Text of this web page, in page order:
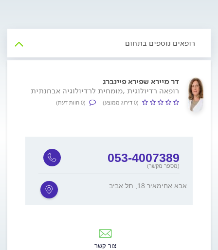
רופאים נוספים בתחום
דר מיירא שפירא פיינברג
רופאה רדיולוגית ,מומחית לרדיולוגיה אבחנתית
(0 דירוג ממוצע) (0 חוות דעת)
053-4007389
(מספר מקשר)
אבא אחימאיר 18, תל אביב
צור קשר